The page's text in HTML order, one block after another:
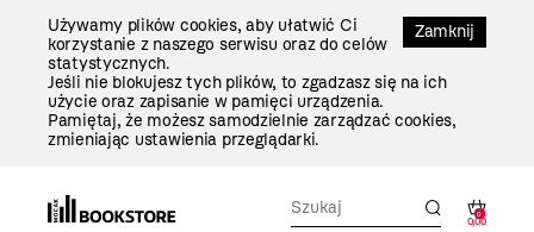
Zamknij
Używamy plików cookies, aby ułatwić Ci
korzystanie z naszego serwisu oraz do celów
statystycznych.
Jeśli nie blokujesz tych plików, to zgadzasz się na ich
użycie oraz zapisanie w pamięci urządzenia.
Pamiętaj, że możesz samodzielnie zarządzać cookies,
zmieniając ustawienia przeglądarki.
0
0,00